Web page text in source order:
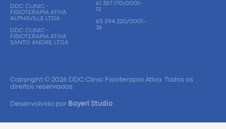
DDC CLINIC -
FISIOTERAPIA ATIVA
ALPHAVILLE LTDA
DDC CLINIC -
FISIOTERAPIA ATIVA
SANTO ANDRE LTDA
61.357.170/0001-
12
65.594.220/0001-
36
Copyright © 2026 DDC Clinic Fisioterapia Ativa. Todos os
direitos reservados.
Desenvolvido por Bayerl Studio